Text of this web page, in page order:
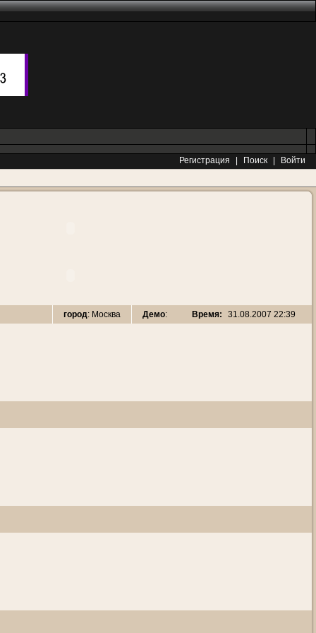
Регистрация Поиск
Войти
город: Москва Демо: Время: 31.08.2007 22:39